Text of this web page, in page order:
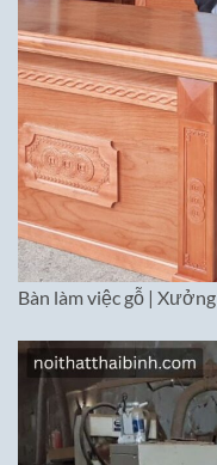
Bàn làm việc gỗ |